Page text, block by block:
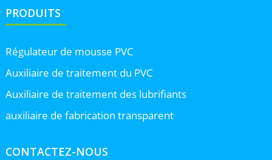
PRODUITS
Régulateur de mousse PVC
Auxiliaire de traitement du PVC
Auxiliaire de traitement des lubrifiants
auxiliaire de fabrication transparent
CONTACTEZ-NOUS